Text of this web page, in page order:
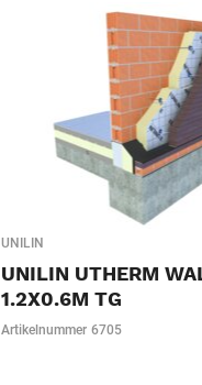
UNILIN
UNILIN UTHERM
1.2X0.6M TG
Artikelnummer 6705